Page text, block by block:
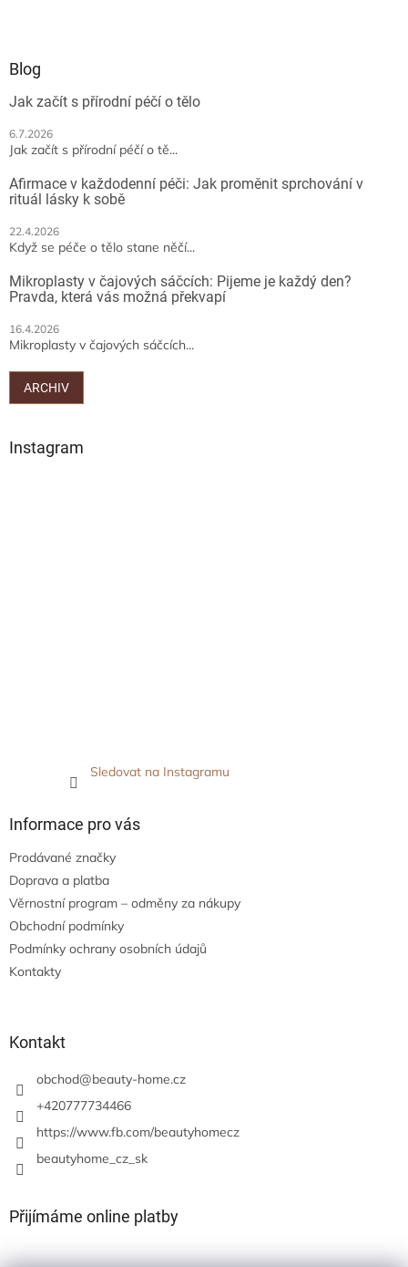
Blog
Jak začít s přírodní péčí o tělo
6.7.2026
Jak začít s přírodní péčí o tě...
Afirmace v každodenní péči: Jak proměnit sprchování v
rituál lásky k sobě
22.4.2026
Když se péče o tělo stane něčí...
Mikroplasty v čajových sáčcích: Pijeme je každý den?
Pravda, která vás možná překvapí
16.4.2026
Mikroplasty v čajových sáčcích...
ARCHIV
Instagram
Sledovat na Instagramu
Informace pro vás
Prodávané značky
Doprava a platba
Věrnostní program – odměny za nákupy
Obchodní podmínky
Podmínky ochrany osobních údajů
Kontakty
Kontakt
obchod@beauty-home.cz
+420777734466
https://www.fb.com/beautyhomecz
beautyhome_cz_sk
Přijímáme online platby